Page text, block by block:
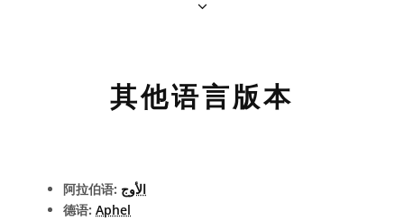
其他语言版本
阿拉伯语: الأوج
德语: Aphel